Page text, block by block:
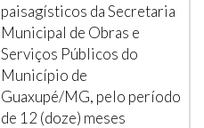
paisagísticos da Secretaria
Municipal de Obras e
Serviços Públicos do
Município de
Guaxupé/MG, pelo período
de 12 (doze) meses